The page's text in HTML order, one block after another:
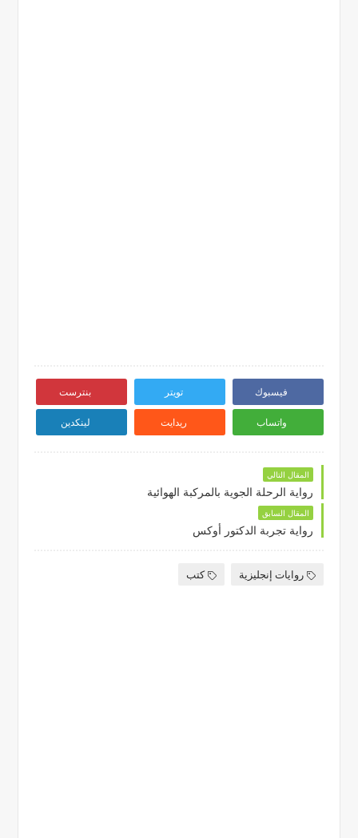
فيسبوك تويتر بنترست
واتساب ريدايت لينكدين
المقال التالي
رواية الرحلة الجوية بالمركبة الهوائية
المقال السابق
رواية تجربة الدكتور أوكس
روايات إنجليزية كتب